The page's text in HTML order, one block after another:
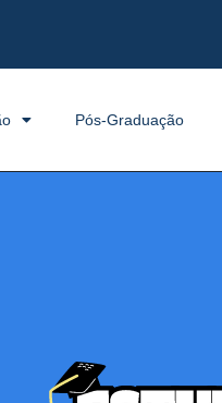
Pós-Graduação